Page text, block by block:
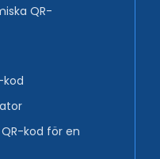
QR-
kod
kod för en